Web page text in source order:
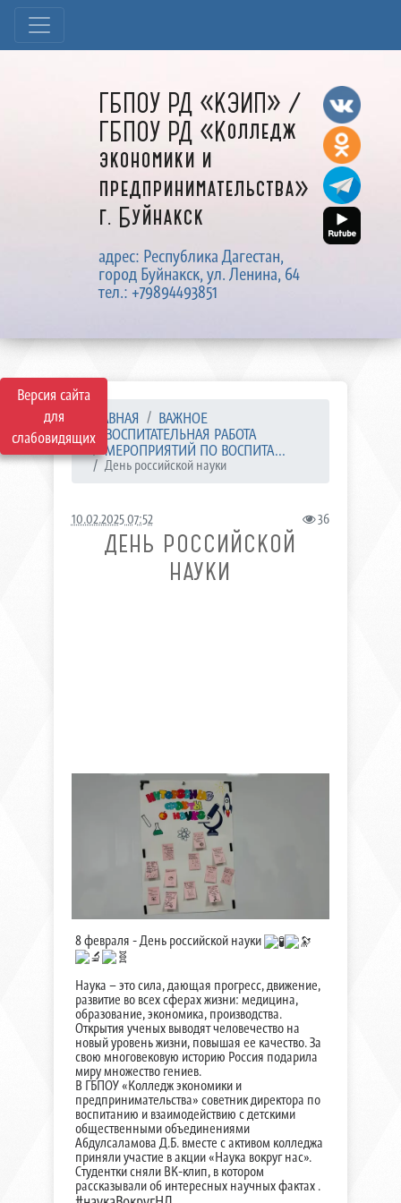
Версия сайта
для
слабовидящих
ГБПОУ РД «КЭИП» /
ГБПОУ РД «Колледж
экономики и
предпринимательства»
г. Буйнакск
адрес: Республика Дагестан,
город Буйнакск, ул. Ленина, 64
тел.: +79894493851
ГЛАВНАЯ
ВАЖНОЕ
ВОСПИТАТЕЛЬНАЯ РАБОТА
МЕРОПРИЯТИЙ ПО ВОСПИТА...
День российской науки
10.02.2025 07:52 36
ДЕНЬ РОССИЙСКОЙ
НАУКИ
8 февраля - День российской науки
Наука – это сила, дающая прогресс, движение,
развитие во всех сферах жизни: медицина,
образование, экономика, производства.
Открытия ученых выводят человечество на
новый уровень жизни, повышая ее качество. За
свою многовековую историю Россия подарила
миру множество гениев.
В ГБПОУ «Колледж экономики и
предпринимательства» советник директора по
воспитанию и взаимодействию с детскими
общественными объединениями
Абдулсаламова Д.Б. вместе с активом колледжа
приняли участие в акции «Наука вокруг нас».
Студентки сняли ВК-клип, в котором
рассказывали об интересных научных фактах .